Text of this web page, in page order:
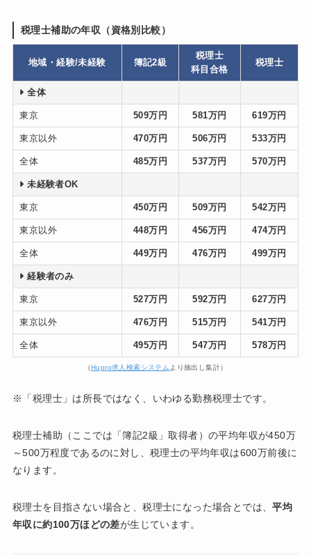
税理士補助の年収（資格別比較）
地域・経験/未経験 簿記2級
税理士
科目合格
税理士
全体
東京 509万円 581万円 619万円
東京以外 470万円 506万円 533万円
全体 485万円 537万円 570万円
未経験者OK
東京 450万円 509万円 542万円
東京以外 448万円 456万円 474万円
全体 449万円 476万円 499万円
経験者のみ
東京 527万円 592万円 627万円
東京以外 476万円 515万円 541万円
全体 495万円 547万円 578万円
（Hupro求人検索システム より抽出し集計）
※「税理士」は所長ではなく、いわゆる勤務税理士です。
税理士補助（ここでは「簿記2級」取得者）の平均年収が450万
～500万程度であるのに対し、税理士の平均年収は600万前後に
なります。
税理士を目指さない場合と、税理士になった場合とでは、平均
年収に約100万ほどの差が生じています。